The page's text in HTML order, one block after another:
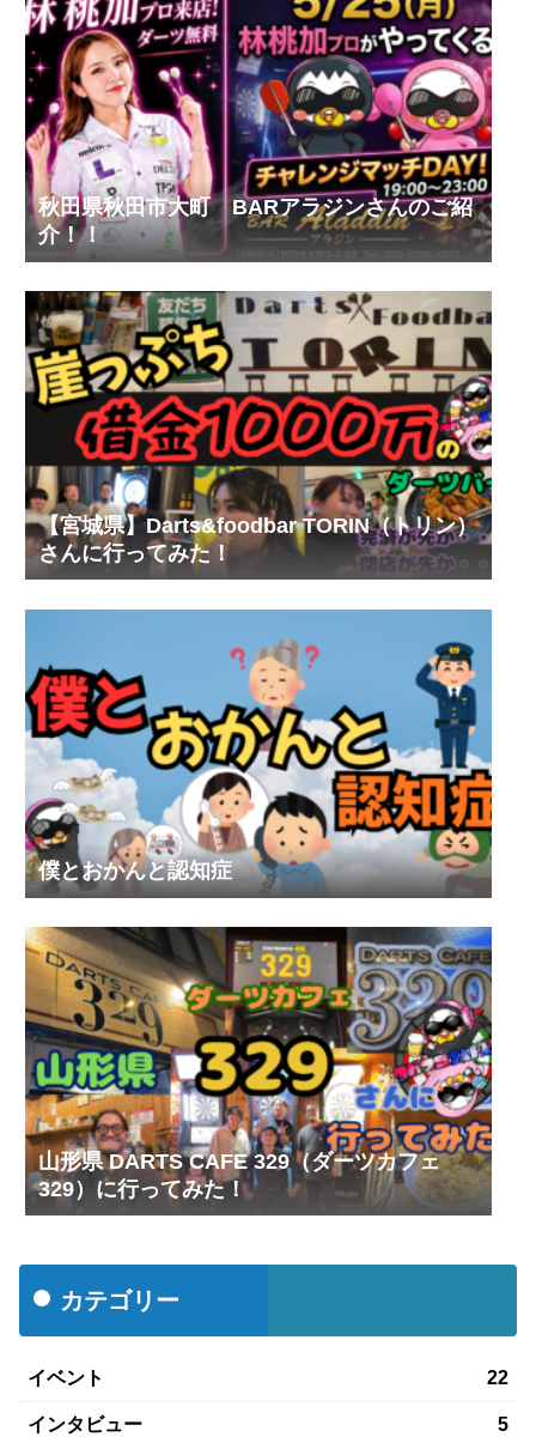
秋田県秋田市大町 BARアラジンさんのご紹
介！！
【宮城県】Darts&foodbar TORIN（トリン）
さんに行ってみた！
僕とおかんと認知症
山形県 DARTS CAFE 329（ダーツカフェ
329）に行ってみた！
カテゴリー
イベント 22
インタビュー 5